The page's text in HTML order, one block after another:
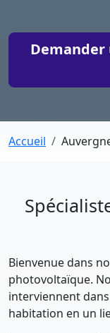
Accueil
Bienvenue dans
photovoltaïque.
interviennent
habitation en un